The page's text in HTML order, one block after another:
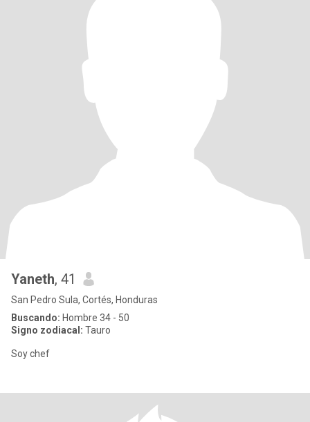
Yaneth, 41
San Pedro Sula, Cortés, Honduras
Buscando: Hombre 34 - 50
Signo zodiacal: Tauro
Soy chef